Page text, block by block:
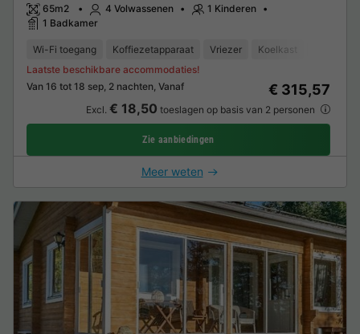
65m2 4 Volwassenen
1 Kinderen
1 Badkamer
Wi-Fi toegang Koffiezetapparaat Vriezer Koelkast
Van 16 tot 18 sep, 2 nachten, Vanaf
Laatste beschikbare accommodaties!
€ 315,57
Excl. € 18,50 toeslagen op basis van 2 personen
Zie aanbiedingen
Meer weten